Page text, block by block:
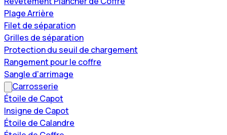
Plage Arrière
Filet de séparation
Grilles de séparation
Protection du seuil de chargement
Rangement pour le coffre
Sangle d'arrimage
Carrosserie
Étoile de Capot
Insigne de Capot
Étoile de Calandre